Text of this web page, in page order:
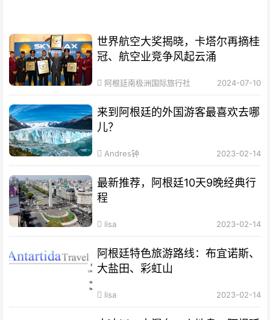
世界航空大奖揭晓，卡塔尔再摘桂
冠、航空业竞争风起云涌
阿根廷南极洲国际旅行社 2024-07-10
来到阿根廷的外国游客最喜欢去哪
儿？
Andres钟 2023-02-14
最新推荐，阿根廷10天9晚经典行
程
lisa 2023-02-14
阿根廷特色旅游路线：布宜诺斯、
大盐田、彩虹山
lisa 2023-02-14